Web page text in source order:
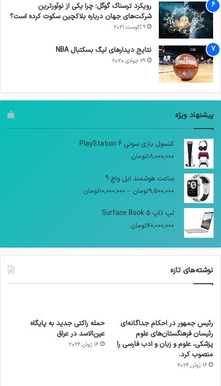
رویکرد ترسناک گوگل؛ چرا یکی از نوآورترین
شرکت‌های جهان درباره بلاکچین سکوت کرده است؟
9 آگوست 2021
نتایج دیدار‌های لیگ بسکتبال NBA
29 جولای 2020
پیشنهاد ویژه
کنسول بازی سونی PlayStation 6
18,000,000تومان
ساعت هوشمند اپل واچ 9
9,500,000تومان –
10,000,000تومان
لپ تاپ Surface Book 5
70,000,000تومان
نوشته‌های تازه
رئیس جمهور در احکام جداگانه‌ای
رئیسان فرهنگستان‌های علوم
پزشکی، علوم و زبان و ادب فارسی را
منصوب کرد.
16 ژوئن 2026
حمله راکتی جدید به پایگاه
عین‌الاسد در عراق
16 ژوئن 2026